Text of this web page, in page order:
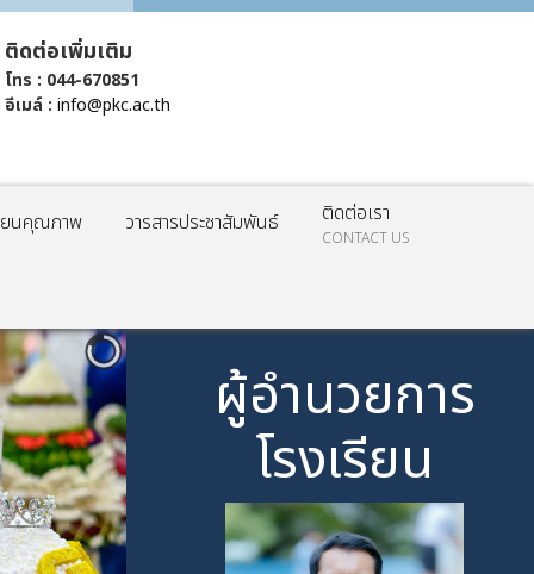
ติดต่อเพิ่มเติม
โทร : 044-670851
อีเมล์ : info@pkc.ac.th
ยนคุณภาพ วารสารประชาสัมพันธ์ ติดต่อเรา
CONTACT US
ผู้อำนวยการ
โรงเรียน